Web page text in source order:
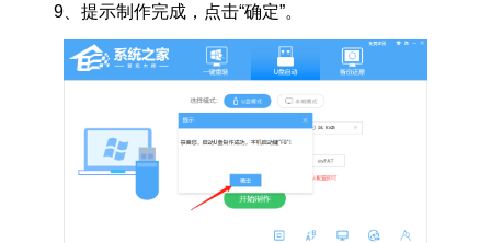
9、提示制作完成，点击“确定”。